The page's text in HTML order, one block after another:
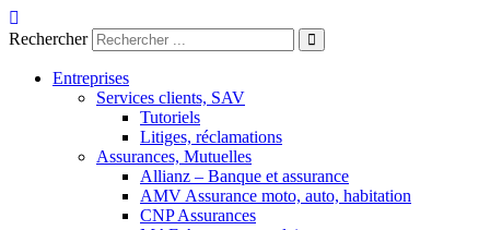
Aller
au
Rechercher
Entreprises
Services clients, SAV
Tutoriels
Litiges, réclamations
Assurances, Mutuelles
Allianz – Banque et assurance
AMV Assurance moto, auto, habitation
CNP Assurances